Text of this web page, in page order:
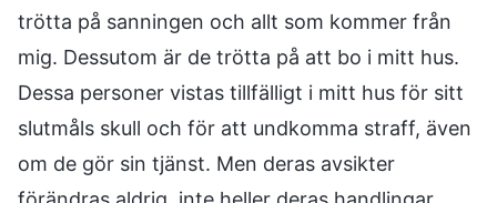
trötta på sanningen och allt som kommer från
mig. Dessutom är de trötta på att bo i mitt hus.
Dessa personer vistas tillfälligt i mitt hus för sitt
slutmåls skull och för att undkomma straff, även
om de gör sin tjänst. Men deras avsikter